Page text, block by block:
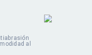
al